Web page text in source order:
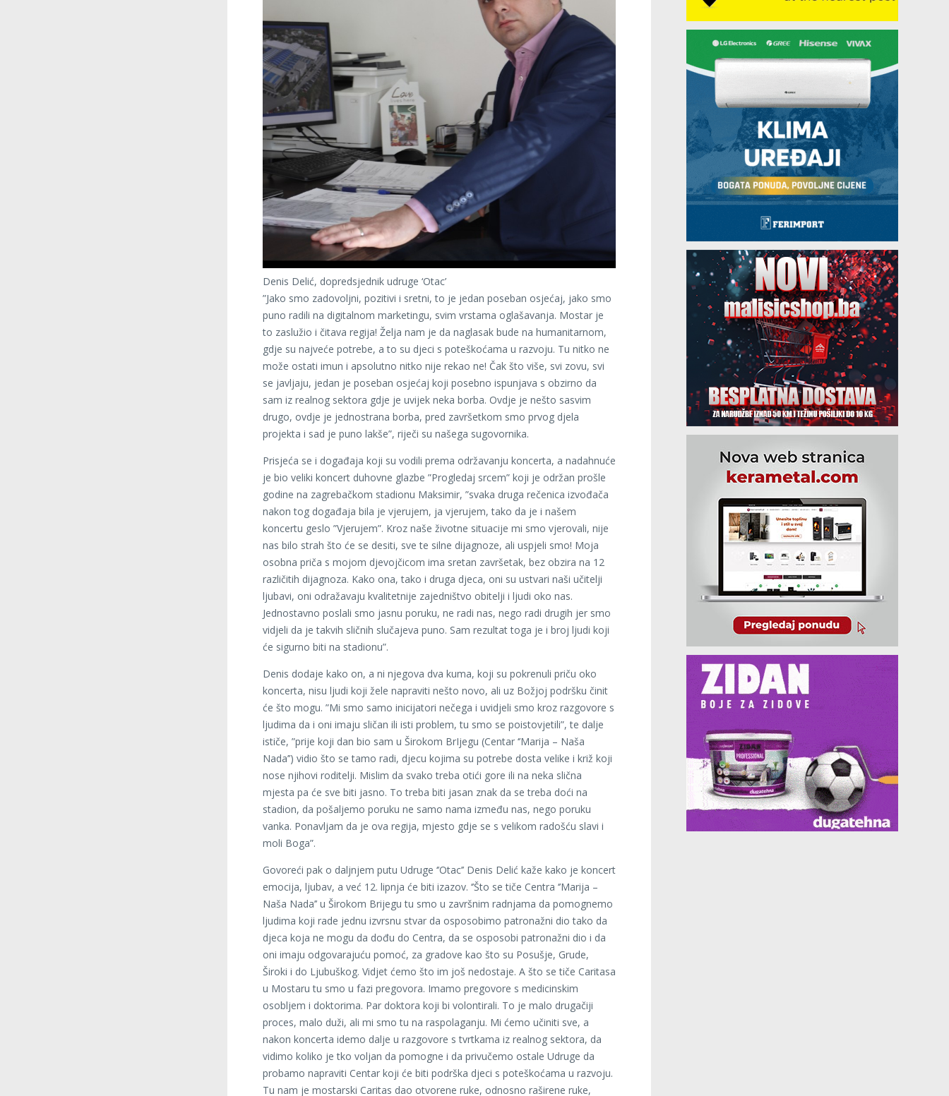
Denis Delić, dopredsjednik udruge ‘Otac’
”Jako smo zadovoljni, pozitivi i sretni, to je jedan poseban osjećaj, jako smo
puno radili na digitalnom marketingu, svim vrstama oglašavanja. Mostar je
to zaslužio i čitava regija! Želja nam je da naglasak bude na humanitarnom,
gdje su najveće potrebe, a to su djeci s poteškoćama u razvoju. Tu nitko ne
može ostati imun i apsolutno nitko nije rekao ne! Čak što više, svi zovu, svi
se javljaju, jedan je poseban osjećaj koji posebno ispunjava s obzirno da
sam iz realnog sektora gdje je uvijek neka borba. Ovdje je nešto sasvim
drugo, ovdje je jednostrana borba, pred završetkom smo prvog djela
projekta i sad je puno lakše”, riječi su našega sugovornika.
Prisjeća se i događaja koji su vodili prema održavanju koncerta, a nadahnuće
je bio veliki koncert duhovne glazbe ”Progledaj srcem” koji je održan prošle
godine na zagrebačkom stadionu Maksimir, ”svaka druga rečenica izvođača
nakon tog događaja bila je vjerujem, ja vjerujem, tako da je i našem
koncertu geslo ”Vjerujem”. Kroz naše životne situacije mi smo vjerovali, nije
nas bilo strah što će se desiti, sve te silne dijagnoze, ali uspjeli smo! Moja
osobna priča s mojom djevojčicom ima sretan završetak, bez obzira na 12
različitih dijagnoza. Kako ona, tako i druga djeca, oni su ustvari naši učitelji
ljubavi, oni odražavaju kvalitetnije zajedništvo obitelji i ljudi oko nas.
Jednostavno poslali smo jasnu poruku, ne radi nas, nego radi drugih jer smo
vidjeli da je takvih sličnih slučajeva puno. Sam rezultat toga je i broj ljudi koji
će sigurno biti na stadionu”.
Denis dodaje kako on, a ni njegova dva kuma, koji su pokrenuli priču oko
koncerta, nisu ljudi koji žele napraviti nešto novo, ali uz Božjoj podršku činit
će što mogu. ”Mi smo samo inicijatori nečega i uvidjeli smo kroz razgovore s
ljudima da i oni imaju sličan ili isti problem, tu smo se poistovjetili”, te dalje
ističe, ”prije koji dan bio sam u Širokom BrIjegu (Centar ‘’Marija – Naša
Nada’’) vidio što se tamo radi, djecu kojima su potrebe dosta velike i križ koji
nose njihovi roditelji. Mislim da svako treba otići gore ili na neka slična
mjesta pa će sve biti jasno. To treba biti jasan znak da se treba doći na
stadion, da pošaljemo poruku ne samo nama između nas, nego poruku
vanka. Ponavljam da je ova regija, mjesto gdje se s velikom radošću slavi i
moli Boga”.
Govoreći pak o daljnjem putu Udruge ‘’Otac’’ Denis Delić kaže kako je koncert
emocija, ljubav, a već 12. lipnja će biti izazov. ‘’Što se tiče Centra ‘’Marija –
Naša Nada’’ u Širokom Brijegu tu smo u završnim radnjama da pomognemo
ljudima koji rade jednu izvrsnu stvar da osposobimo patronažni dio tako da
djeca koja ne mogu da dođu do Centra, da se osposobi patronažni dio i da
oni imaju odgovarajuću pomoć, za gradove kao što su Posušje, Grude,
Široki i do Ljubuškog. Vidjet ćemo što im još nedostaje. A što se tiče Caritasa
u Mostaru tu smo u fazi pregovora. Imamo pregovore s medicinskim
osobljem i doktorima. Par doktora koji bi volontirali. To je malo drugačiji
proces, malo duži, ali mi smo tu na raspolaganju. Mi ćemo učiniti sve, a
nakon koncerta idemo dalje u razgovore s tvrtkama iz realnog sektora, da
vidimo koliko je tko voljan da pomogne i da privučemo ostale Udruge da
probamo napraviti Centar koji će biti podrška djeci s poteškoćama u razvoju.
Tu nam je mostarski Caritas dao otvorene ruke, odnosno raširene ruke,